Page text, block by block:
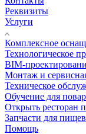
Реквизиты
Услуги
Комплексное
Технологическое
BIM-
Монтаж и
Техническое
Обучение для
Открыть ресторан
Запчасти для
Помощь